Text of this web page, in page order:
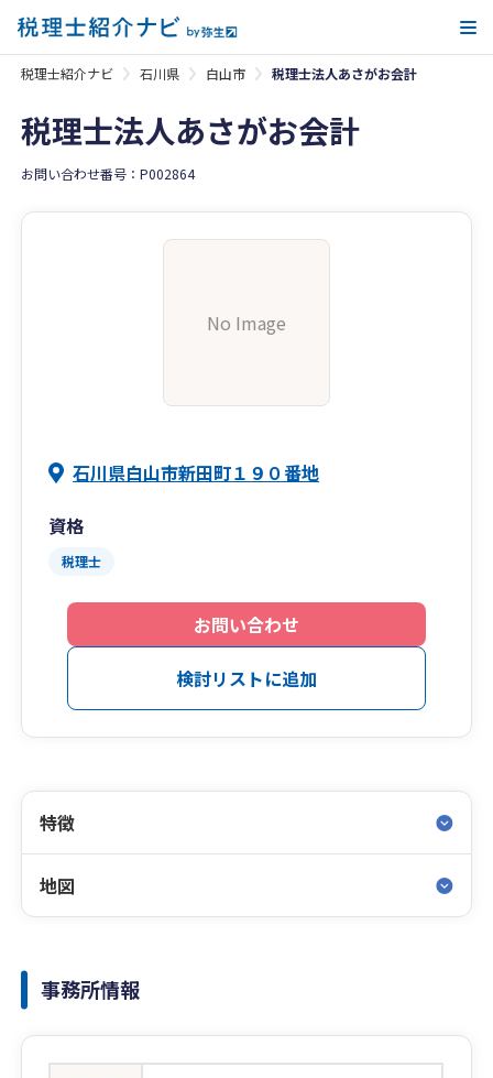
税理士紹介ナビ 石川県 白山市 税理士法人あさがお会計
税理士法人あさがお会計
お問い合わせ番号：P002864
No Image
石川県白山市新田町１９０番地
資格
税理士
お問い合わせ
検討リストに追加
特徴
地図
事務所情報